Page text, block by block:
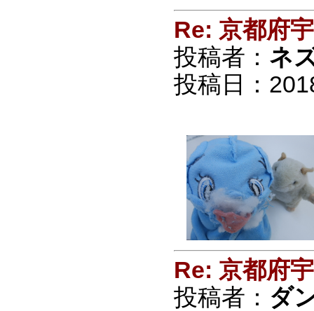
Re: 京都府
投稿者： ネ
投稿日：
Re: 京都府
投稿者： ダ